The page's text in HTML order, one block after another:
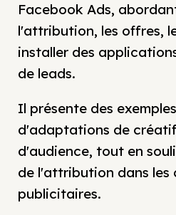
Facebook Ads,
l'attribution, les offres,
installer des
de leads.
Il présente des
d'adaptations de
d'audience, tout en
de l'attribution dans les
publicitaires.